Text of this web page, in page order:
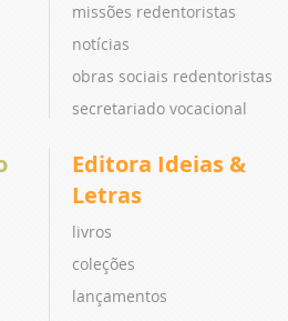
missões redentoristas
notícias
obras sociais redentoristas
secretariado vocacional
Editora Ideias &
Letras
livros
coleções
lançamentos